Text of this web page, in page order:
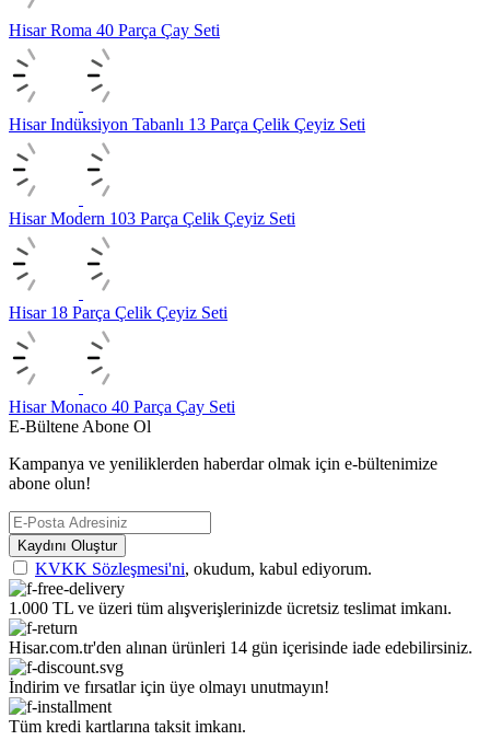
Hisar Roma 40 Parça Çay Seti
Hisar Indüksiyon Tabanlı 13 Parça Çelik Çeyiz Seti
Hisar Modern 103 Parça Çelik Çeyiz Seti
Hisar 18 Parça Çelik Çeyiz Seti
Hisar Monaco 40 Parça Çay Seti
E-Bültene Abone Ol
Kampanya ve yeniliklerden haberdar olmak için e-bültenimize
abone olun!
Kaydını Oluştur
KVKK Sözleşmesi'ni, okudum, kabul ediyorum.
1.000 TL ve üzeri tüm alışverişlerinizde ücretsiz teslimat imkanı.
Hisar.com.tr'den alınan ürünleri 14 gün içerisinde iade edebilirsiniz.
İndirim ve fırsatlar için üye olmayı unutmayın!
Tüm kredi kartlarına taksit imkanı.